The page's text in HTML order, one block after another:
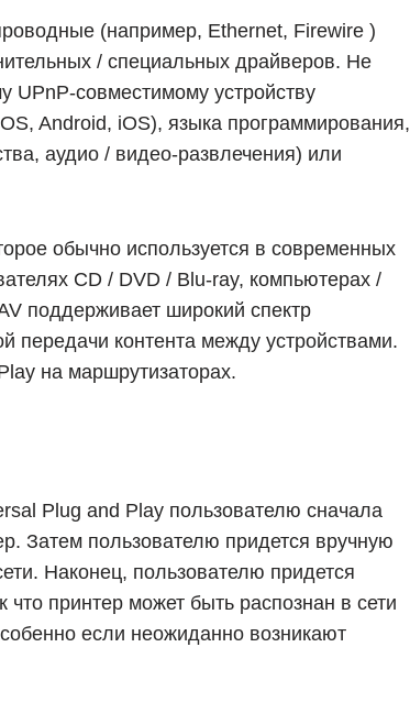
(например, Ethernet, Firewire )
/ специальных драйверов. Не
UPnP-совместимому устройству
Android, iOS), языка программирования,
аудио / видео-развлечения) или
обычно используется в современных
CD / DVD / Blu-ray, компьютерах /
поддерживает широкий спектр
передачи контента между устройствами.
на маршрутизаторах.
Plug and Play пользователю сначала
Затем пользователю придется вручную
Наконец, пользователю придется
что принтер может быть распознан в сети
если неожиданно возникают